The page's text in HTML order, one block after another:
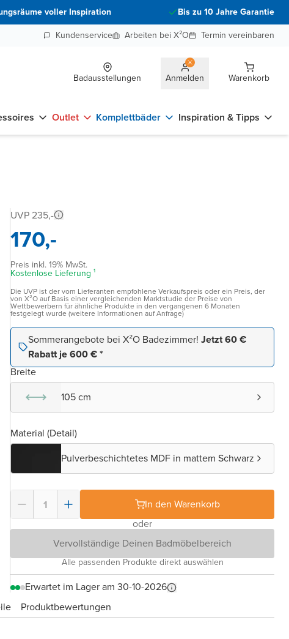
voller Inspiration
Bis zu 10 Jahre Garantie
Kundenservice
Arbeiten bei X²O Termin vereinbaren
Badausstellungen Anmelden Warenkorb
Outlet Komplettbäder Inspiration & Tipps
UVP 235,-
170,-
Preis inkl. 19% MwSt.
Kostenlose Lieferung ¹
Die UVP ist der vom Lieferanten empfohlene Verkaufspreis oder ein Preis, der
von X²O auf Basis einer vergleichenden Marktstudie der Preise von
Wettbewerbern für ähnliche Produkte in den vergangenen 6 Monaten
festgelegt wurde (weitere Informationen auf Anfrage)
Sommerangebote bei X²O Badezimmer! Jetzt 60 €
Rabatt je 600 € *
Breite
105 cm
Material (Detail)
Pulverbeschichtetes MDF in mattem Schwarz
In den Warenkorb
oder
Vervollständige Deinen Badmöbelbereich
Alle passenden Produkte direkt auswählen
Erwartet im Lager am 30-10-2026
Produktbewertungen